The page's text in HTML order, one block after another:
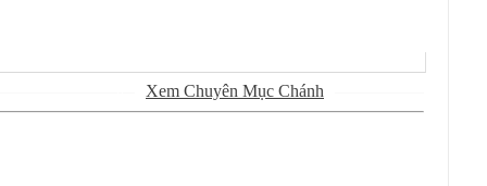
Ðánh Dấu Ðã Ðọc
Xem Chuyên Mục Chánh